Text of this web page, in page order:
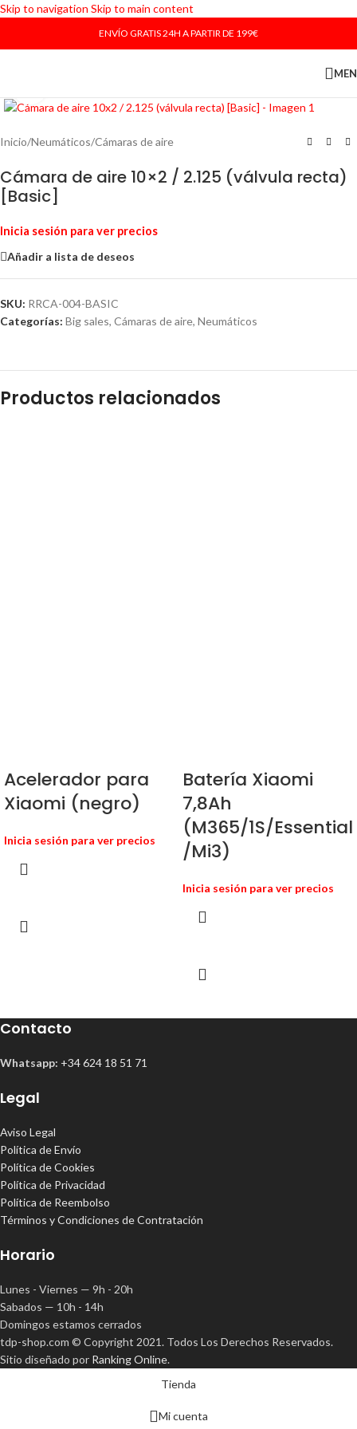
Skip to navigation Skip to main content
ENVÍO GRATIS 24H A PARTIR DE 199€
Inicio/Neumáticos/Cámaras de aire
Cámara de aire 10×2 / 2.125 (válvula recta)
[Basic]
Inicia sesión para ver precios
Añadir a lista de deseos
SKU: RRCA-004-BASIC
Categorías: Big sales, Cámaras de aire, Neumáticos
Productos relacionados
Acelerador para
Xiaomi (negro)
Inicia sesión para ver precios
Batería Xiaomi
7,8Ah
(M365/1S/Essential
/Mi3)
Inicia sesión para ver precios
Contacto
Whatsapp: +34 624 18 51 71
Legal
Aviso Legal
Política de Envío
Política de Cookies
Política de Privacidad
Política de Reembolso
Términos y Condiciones de Contratación
Horario
Lunes - Viernes — 9h - 20h
Sabados — 10h - 14h
Domingos estamos cerrados
tdp-shop.com © Copyright 2021. Todos Los Derechos Reservados.
Sitio diseñado por Ranking Online.
Tienda
Mi cuenta